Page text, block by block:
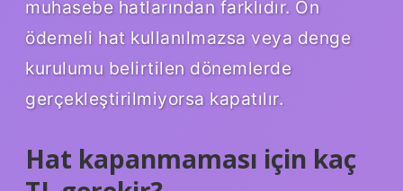
muhasebe hatlarından farklıdır. Ön
ödemeli hat kullanılmazsa veya denge
kurulumu belirtilen dönemlerde
gerçekleştirilmiyorsa kapatılır.
Hat kapanmaması için kaç